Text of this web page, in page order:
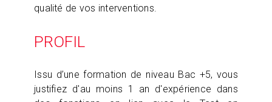
qualité de vos interventions.
PROFIL
Issu d’une formation de niveau Bac +5, vous
justifiez d'au moins 1 an d'expérience dans